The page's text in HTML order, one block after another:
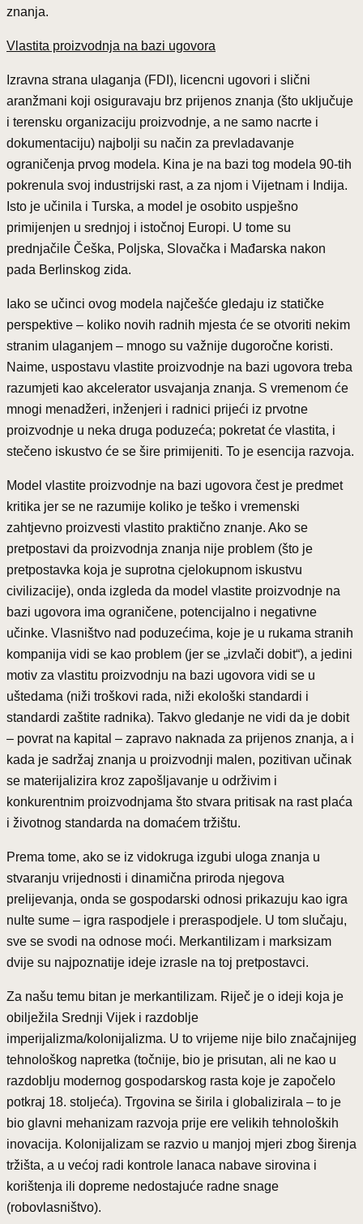
znanja.
Vlastita proizvodnja na bazi ugovora
Izravna strana ulaganja (FDI), licencni ugovori i slični
aranžmani koji osiguravaju brz prijenos znanja (što uključuje
i terensku organizaciju proizvodnje, a ne samo nacrte i
dokumentaciju) najbolji su način za prevladavanje
ograničenja prvog modela. Kina je na bazi tog modela 90-tih
pokrenula svoj industrijski rast, a za njom i Vijetnam i Indija.
Isto je učinila i Turska, a model je osobito uspješno
primijenjen u srednjoj i istočnoj Europi. U tome su
prednjačile Češka, Poljska, Slovačka i Mađarska nakon
pada Berlinskog zida.
Iako se učinci ovog modela najčešće gledaju iz statičke
perspektive – koliko novih radnih mjesta će se otvoriti nekim
stranim ulaganjem – mnogo su važnije dugoročne koristi.
Naime, uspostavu vlastite proizvodnje na bazi ugovora treba
razumjeti kao akcelerator usvajanja znanja. S vremenom će
mnogi menadžeri, inženjeri i radnici prijeći iz prvotne
proizvodnje u neka druga poduzeća; pokretat će vlastita, i
stečeno iskustvo će se šire primijeniti. To je esencija razvoja.
Model vlastite proizvodnje na bazi ugovora čest je predmet
kritika jer se ne razumije koliko je teško i vremenski
zahtjevno proizvesti vlastito praktično znanje. Ako se
pretpostavi da proizvodnja znanja nije problem (što je
pretpostavka koja je suprotna cjelokupnom iskustvu
civilizacije), onda izgleda da model vlastite proizvodnje na
bazi ugovora ima ograničene, potencijalno i negativne
učinke. Vlasništvo nad poduzećima, koje je u rukama stranih
kompanija vidi se kao problem (jer se „izvlači dobit“), a jedini
motiv za vlastitu proizvodnju na bazi ugovora vidi se u
uštedama (niži troškovi rada, niži ekološki standardi i
standardi zaštite radnika). Takvo gledanje ne vidi da je dobit
– povrat na kapital – zapravo naknada za prijenos znanja, a i
kada je sadržaj znanja u proizvodnji malen, pozitivan učinak
se materijalizira kroz zapošljavanje u održivim i
konkurentnim proizvodnjama što stvara pritisak na rast plaća
i životnog standarda na domaćem tržištu.
Prema tome, ako se iz vidokruga izgubi uloga znanja u
stvaranju vrijednosti i dinamična priroda njegova
prelijevanja, onda se gospodarski odnosi prikazuju kao igra
nulte sume – igra raspodjele i preraspodjele. U tom slučaju,
sve se svodi na odnose moći. Merkantilizam i marksizam
dvije su najpoznatije ideje izrasle na toj pretpostavci.
Za našu temu bitan je merkantilizam. Riječ je o ideji koja je
obilježila Srednji Vijek i razdoblje
imperijalizma/kolonijalizma. U to vrijeme nije bilo značajnijeg
tehnološkog napretka (točnije, bio je prisutan, ali ne kao u
razdoblju modernog gospodarskog rasta koje je započelo
potkraj 18. stoljeća). Trgovina se širila i globalizirala – to je
bio glavni mehanizam razvoja prije ere velikih tehnoloških
inovacija. Kolonijalizam se razvio u manjoj mjeri zbog širenja
tržišta, a u većoj radi kontrole lanaca nabave sirovina i
korištenja ili dopreme nedostajuće radne snage
(robovlasništvo).